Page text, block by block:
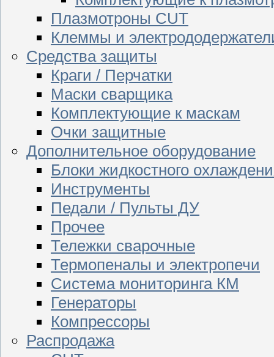
Плазмотроны CUT
Клеммы и
Средства защиты
Краги / Перчатки
Маски сварщика
Комплектующие к маскам
Очки защитные
Дополнительное оборудование
Блоки жидкостного
Инструменты
Педали / Пульты ДУ
Прочее
Тележки сварочные
Термопеналы и электропечи
Система мониторинга КМ
Генераторы
Компрессоры
Распродажа